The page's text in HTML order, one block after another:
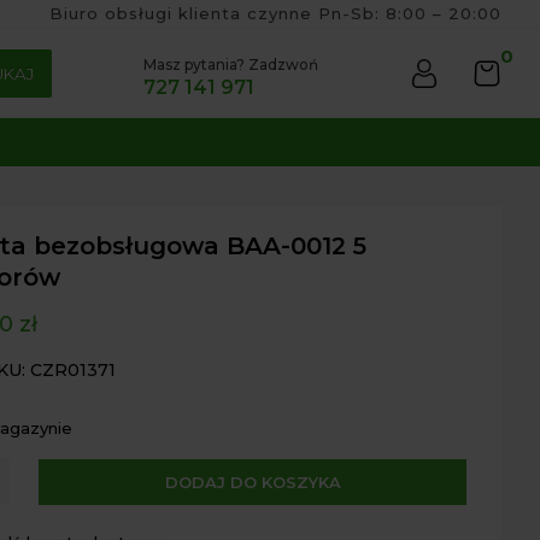
Biuro obsługi klienta czynne Pn-Sb: 8:00 – 20:00
Masz pytania? Zadzwoń
727 141 971
0
bezobsługowa BAA-0012 5
zł
CZR01371
DODAJ DO KOSZYKA